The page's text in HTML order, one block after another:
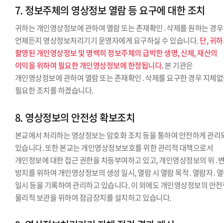
7. 정보주체의 영상정보 열람 등 요구에 대한 조치
귀하는 개인영상정보에 관하여 열람 또는 존재확인․삭제를 원하는 경우
언제든지 영상정보처리기기 운영자에게 요구하실 수 있습니다.단, 귀
촬영된 개인영상정보 및 명백히 정보주체의 급박한 생명, 신체, 재산의
이익을 위하여 필요한 개인영상정보에 한정됩니다.본 기관은
개인영상정보에 관하여 열람 또는 존재확인․삭제를 요구한 경우 지체
필요한 조치를 하겠습니다.
8. 영상정보의 안전성 확보조치
본교에서 처리하는 영상정보는 암호화 조치 등을 통하여 안전하게 관리
있습니다. 또한 본교는 개인영상정보보호를 위한 관리적 대책으로서
개인정보에 대한 접근 권한을 차등부여하고 있고, 개인영상정보의 위․
방지를 위하여 개인영상정보의 생성 일시, 열람 시 열람 목적․열람자․
일시 등을 기록하여 관리하고 있습니다. 이 외에도 개인영상정보의 안
물리적 보관을 위하여 잠금장치를 설치하고 있습니다.